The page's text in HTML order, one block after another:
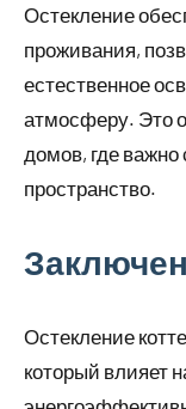
Остекление
проживания,
естественное
атмосферу. Это
домов, где важно
пространство.
Остекление
который влияет